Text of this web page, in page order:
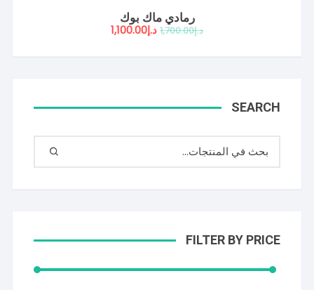
رمادي ماك بوك
د.إ1,700.00 السعر
الأصلي
د.إ1,100.00السعر
SEARCH
FILTER BY PRICE